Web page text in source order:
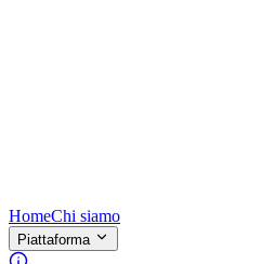
HomeChi siamo
Piattaforma